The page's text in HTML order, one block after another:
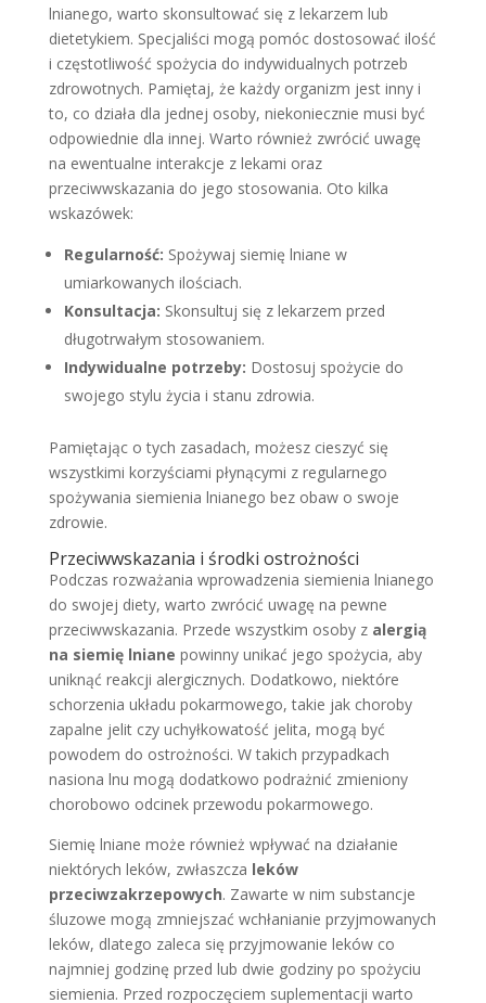
lnianego, warto skonsultować się z lekarzem lub
dietetykiem. Specjaliści mogą pomóc dostosować ilość
i częstotliwość spożycia do indywidualnych potrzeb
zdrowotnych. Pamiętaj, że każdy organizm jest inny i
to, co działa dla jednej osoby, niekoniecznie musi być
odpowiednie dla innej. Warto również zwrócić uwagę
na ewentualne interakcje z lekami oraz
przeciwwskazania do jego stosowania. Oto kilka
wskazówek:
Regularność: Spożywaj siemię lniane w
umiarkowanych ilościach.
Konsultacja: Skonsultuj się z lekarzem przed
długotrwałym stosowaniem.
Indywidualne potrzeby: Dostosuj spożycie do
swojego stylu życia i stanu zdrowia.
Pamiętając o tych zasadach, możesz cieszyć się
wszystkimi korzyściami płynącymi z regularnego
spożywania siemienia lnianego bez obaw o swoje
zdrowie.
Przeciwwskazania i środki ostrożności
Podczas rozważania wprowadzenia siemienia lnianego
do swojej diety, warto zwrócić uwagę na pewne
przeciwwskazania. Przede wszystkim osoby z alergią
na siemię lniane powinny unikać jego spożycia, aby
uniknąć reakcji alergicznych. Dodatkowo, niektóre
schorzenia układu pokarmowego, takie jak choroby
zapalne jelit czy uchyłkowatość jelita, mogą być
powodem do ostrożności. W takich przypadkach
nasiona lnu mogą dodatkowo podrażnić zmieniony
chorobowo odcinek przewodu pokarmowego.
Siemię lniane może również wpływać na działanie
niektórych leków, zwłaszcza leków
przeciwzakrzepowych. Zawarte w nim substancje
śluzowe mogą zmniejszać wchłanianie przyjmowanych
leków, dlatego zaleca się przyjmowanie leków co
najmniej godzinę przed lub dwie godziny po spożyciu
siemienia. Przed rozpoczęciem suplementacji warto